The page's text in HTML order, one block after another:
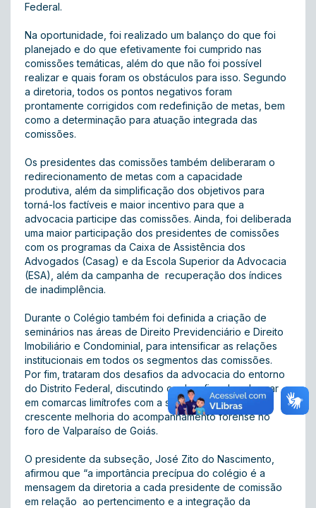
Federal.
Na oportunidade, foi realizado um balanço do que foi
planejado e do que efetivamente foi cumprido nas
comissões temáticas, além do que não foi possível
realizar e quais foram os obstáculos para isso. Segundo
a diretoria, todos os pontos negativos foram
prontamente corrigidos com redefinição de metas, bem
como a determinação para atuação integrada das
comissões.
Os presidentes das comissões também deliberaram o
redirecionamento de metas com a capacidade
produtiva, além da simplificação dos objetivos para
torná-los factíveis e maior incentivo para que a
advocacia participe das comissões. Ainda, foi deliberada
uma maior participação dos presidentes de comissões
com os programas da Caixa de Assistência dos
Advogados (Casag) e da Escola Superior da Advocacia
(ESA), além da campanha de recuperação dos índices
de inadimplência.
Durante o Colégio também foi definida a criação de
seminários nas áreas de Direito Previdenciário e Direito
Imobiliário e Condominial, para intensificar as relações
institucionais em todos os segmentos das comissões.
Por fim, trataram dos desafios da advocacia do entorno
do Distrito Federal, discutindo os desafios de advogar
em comarcas limítrofes com a seccional do DF, e a
crescente melhoria do acompanhamento forense no
foro de Valparaíso de Goiás.
O presidente da subseção, José Zito do Nascimento,
afirmou que “a importância precípua do colégio é a
mensagem da diretoria a cada presidente de comissão
em relação ao pertencimento e a integração da